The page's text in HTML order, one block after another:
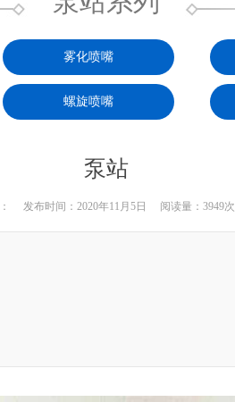
雾化喷嘴
螺旋喷嘴
泵站
发布时间：2020年11月5日 阅读量：3949次